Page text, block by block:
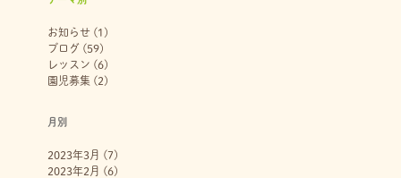
お知らせ(1)
ブログ (59)
レッスン (6)
園児募集 (2)
月別
2023年3月 (7)
2023年2月 (6)